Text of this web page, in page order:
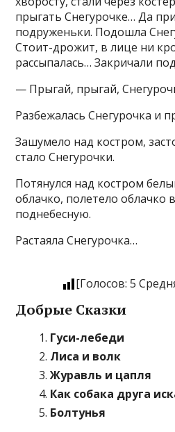
прыгать Снегурочке… Да
подруженьки. Подошла
Стоит-дрожит, в лице ни
рассыпалась… Закричали
— Прыгай, прыгай,
Разбежалась Снегурочка и
Зашумело над костром,
стало Снегурочки.
Потянулся над костром
облачко, полетело облачко
поднебесную.
Растаяла Снегурочка…
[Голосов: 5
Добрые Сказки
Гуси-лебеди
Лиса и волк
Журавль и цапля
Как собака друга
Болтунья